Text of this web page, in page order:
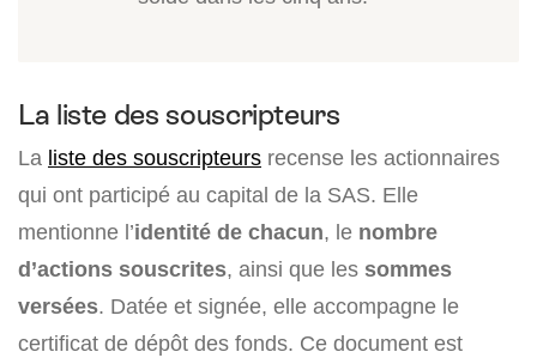
La liste des souscripteurs
La liste des souscripteurs recense les actionnaires
qui ont participé au capital de la SAS. Elle
mentionne l’identité de chacun, le nombre
d’actions souscrites, ainsi que les sommes
versées. Datée et signée, elle accompagne le
certificat de dépôt des fonds. Ce document est